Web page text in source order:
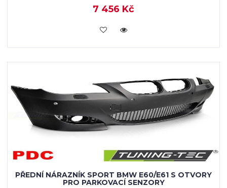
7 456 Kč
KOUPIT
PŘEDNÍ NÁRAZNÍK SPORT BMW E60/E61 S OTVORY
PRO PARKOVACÍ SENZORY